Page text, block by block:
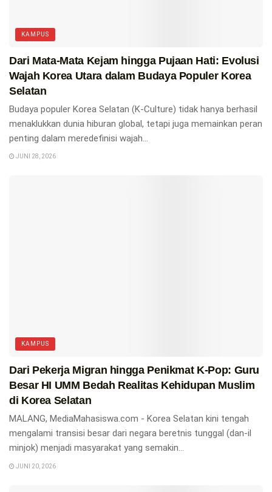
KAMPUS
Dari Mata-Mata Kejam hingga Pujaan Hati: Evolusi
Wajah Korea Utara dalam Budaya Populer Korea
Selatan
Budaya populer Korea Selatan (K-Culture) tidak hanya berhasil
menaklukkan dunia hiburan global, tetapi juga memainkan peran
penting dalam meredefinisi wajah...
JUNI 28, 2026
KAMPUS
Dari Pekerja Migran hingga Penikmat K-Pop: Guru
Besar HI UMM Bedah Realitas Kehidupan Muslim
di Korea Selatan
MALANG, MediaMahasiswa.com - Korea Selatan kini tengah
mengalami transisi besar dari negara beretnis tunggal (dan-il
minjok) menjadi masyarakat yang semakin...
JUNI 20, 2026